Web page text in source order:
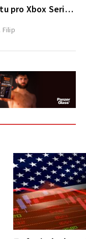
pro Xbox Series
Filip